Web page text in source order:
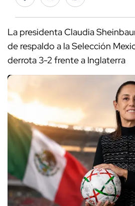
La presidenta Claudia
de respaldo a la Selección
derrota 3-2 frente a Inglaterra